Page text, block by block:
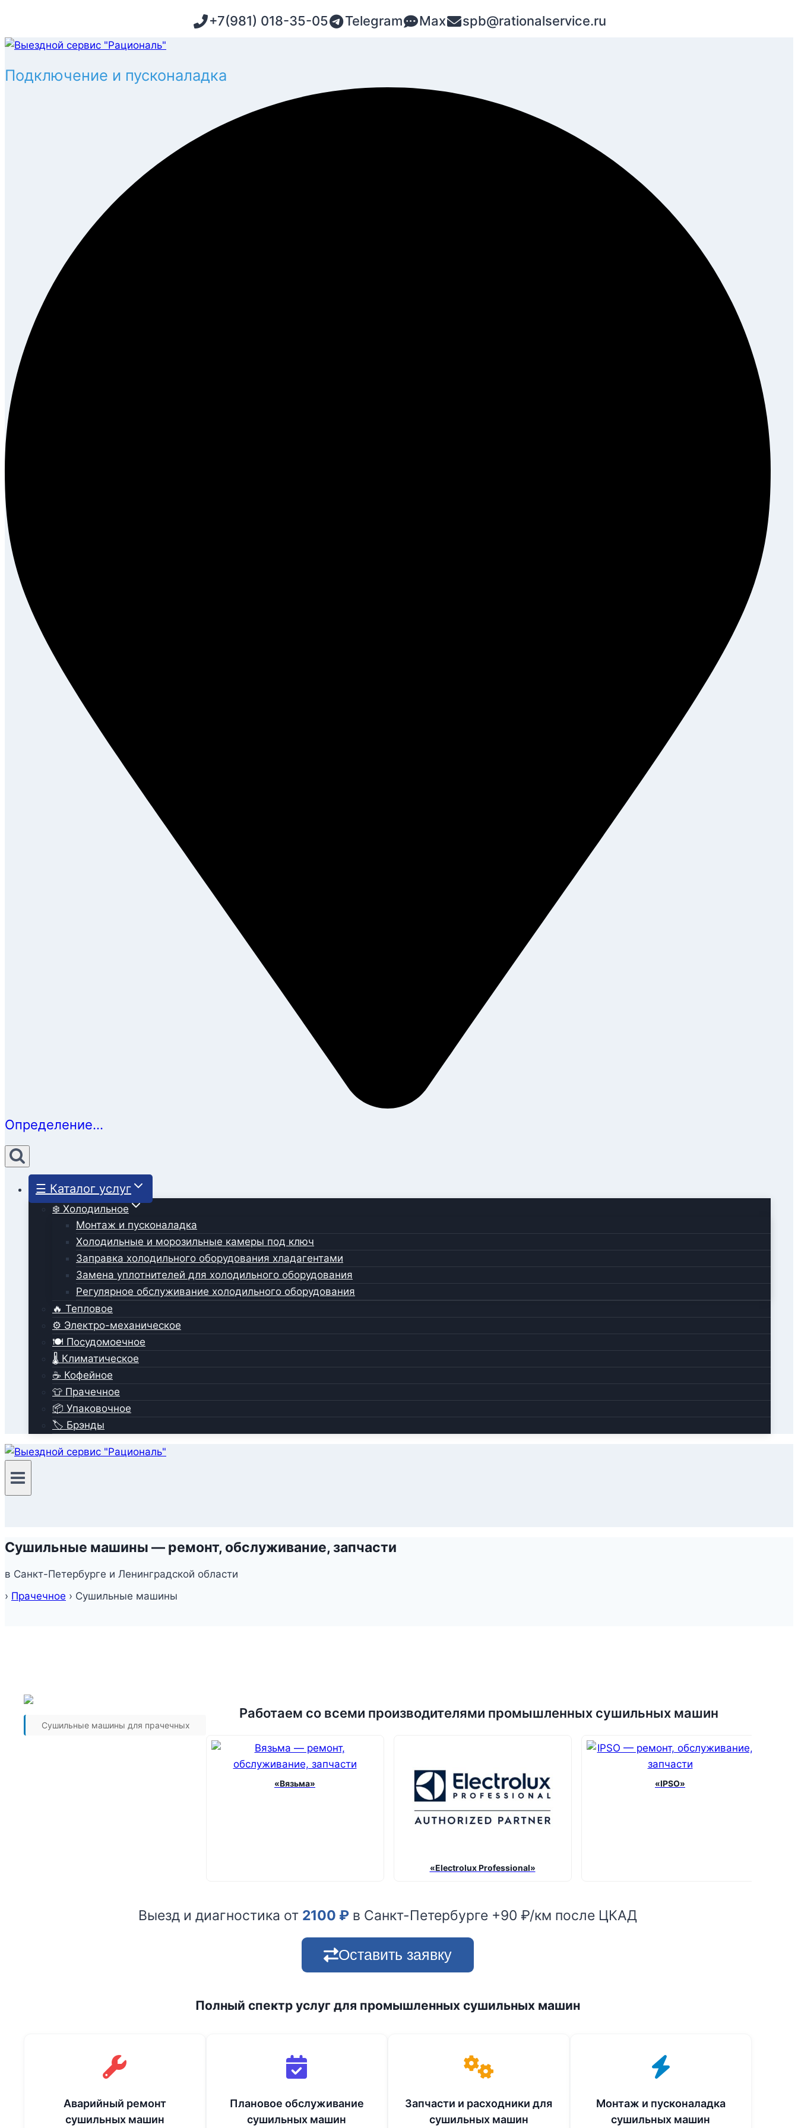
содержимому
+7(981) 018-35-05 Telegram Max spb@rationalservice.ru
Подключение и пусконаладка
Определение...
☰ Каталог услуг
❄️ Холодильное
Монтаж и пусконаладка
Холодильные и морозильные камеры под ключ
Заправка холодильного оборудования хладагентами
Замена уплотнителей для холодильного оборудования
Регулярное обслуживание холодильного оборудования
🔥 Тепловое
⚙️ Электро-механическое
🍽️ Посудомоечное
🌡️ Климатическое
☕ Кофейное
👕 Прачечное
📦 Упаковочное
🏷️ Брэнды
Сушильные машины — ремонт, обслуживание, запчасти
в Санкт-Петербурге и Ленинградской области
› Прачечное › Сушильные машины
Сушильные машины для прачечных
Работаем со всеми производителями промышленных сушильных машин
«Вязьма»
«Electrolux Professional»
«IPSO»
Выезд и диагностика от 2100 ₽ в Санкт-Петербурге +90 ₽/км после ЦКАД
Оставить заявку
Полный спектр услуг для промышленных сушильных машин
Аварийный ремонт
сушильных машин
Плановое обслуживание
сушильных машин
Запчасти и расходники для
сушильных машин
Монтаж и пусконаладка
сушильных машин